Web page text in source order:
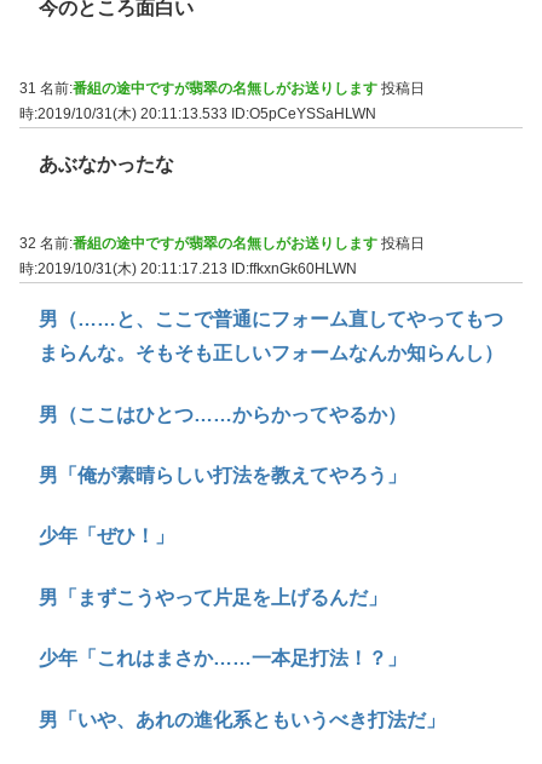
今のところ面白い
31 名前:番組の途中ですが翡翠の名無しがお送りします 投稿日
時:2019/10/31(木) 20:11:13.533 ID:O5pCeYSSaHLWN
あぶなかったな
32 名前:番組の途中ですが翡翠の名無しがお送りします 投稿日
時:2019/10/31(木) 20:11:17.213
ID:ffkxnGk60HLWN
男（……と、ここで普通にフォーム直してやってもつ
まらんな。そもそも正しいフォームなんか知らんし）
男（ここはひとつ……からかってやるか）
男「俺が素晴らしい打法を教えてやろう」
少年「ぜひ！」
男「まずこうやって片足を上げるんだ」
少年「これはまさか……一本足打法！？」
男「いや、あれの進化系ともいうべき打法だ」